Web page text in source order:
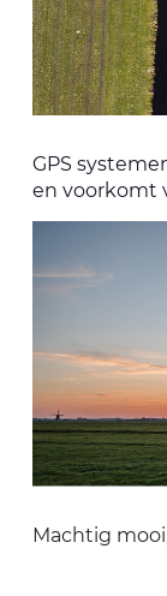
GPS
en voorkomt
Machtig